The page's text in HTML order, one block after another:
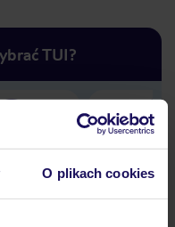
O plikach cookies
TUI?
biuro
w Polsce
30 lat w